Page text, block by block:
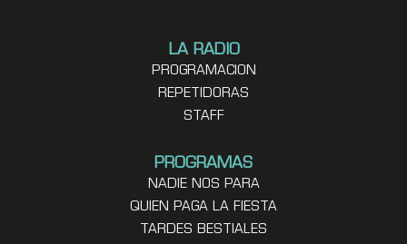
LA RADIO
PROGRAMACION
REPETIDORAS
STAFF
PROGRAMAS
NADIE NOS PARA
QUIEN PAGA LA FIESTA
TARDES BESTIALES